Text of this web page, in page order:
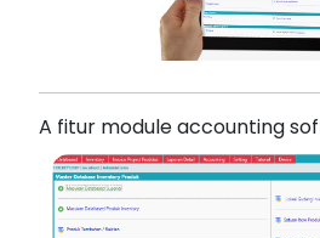
A fitur module accounting